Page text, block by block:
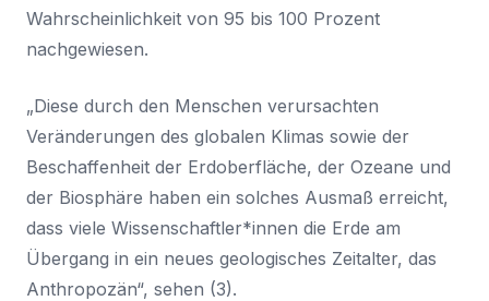
Wahrscheinlichkeit von 95 bis 100 Prozent
nachgewiesen.
„Diese durch den Menschen verursachten
Veränderungen des globalen Klimas sowie der
Beschaffenheit der Erdoberfläche, der Ozeane und
der Biosphäre haben ein solches Ausmaß erreicht,
dass viele Wissenschaftler*innen die Erde am
Übergang in ein neues geologisches Zeitalter, das
Anthropozän“, sehen (3).